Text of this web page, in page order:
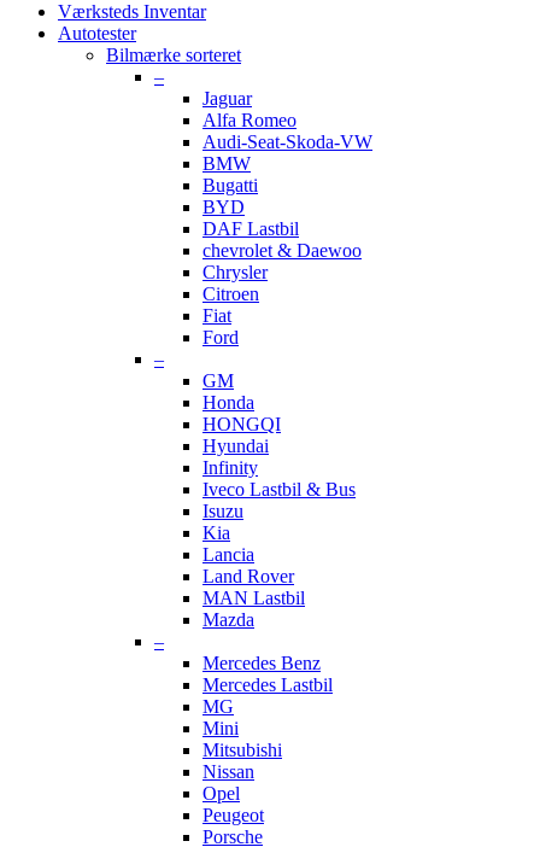
Værksteds Inventar
Autotester
Bilmærke sorteret
–
Jaguar
Alfa Romeo
Audi-Seat-Skoda-VW
BMW
Bugatti
BYD
DAF Lastbil
chevrolet & Daewoo
Chrysler
Citroen
Fiat
Ford
–
GM
Honda
HONGQI
Hyundai
Infinity
Iveco Lastbil & Bus
Isuzu
Kia
Lancia
Land Rover
MAN Lastbil
Mazda
–
Mercedes Benz
Mercedes Lastbil
MG
Mini
Mitsubishi
Nissan
Opel
Peugeot
Porsche